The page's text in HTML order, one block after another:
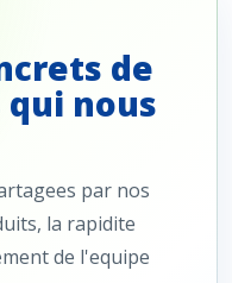
de
nous
par nos
la rapidite
de l'equipe